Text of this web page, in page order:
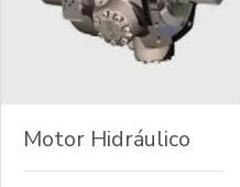
Motor Hidráulico